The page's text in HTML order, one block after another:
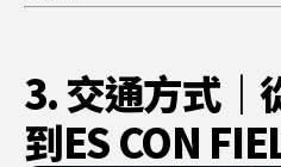
3. 交通方式｜
到ES CON